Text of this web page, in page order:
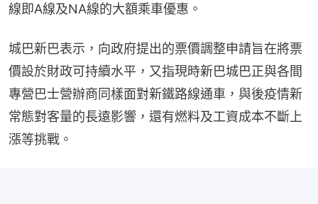
線即A線及NA線的大額乘車優惠。
城巴新巴表示，向政府提出的票價調整申請旨在將票
價設於財政可持續水平，又指現時新巴城巴正與各間
專營巴士營辦商同樣面對新鐵路線通車，與後疫情新
常態對客量的長遠影響，還有燃料及工資成本不斷上
漲等挑戰。